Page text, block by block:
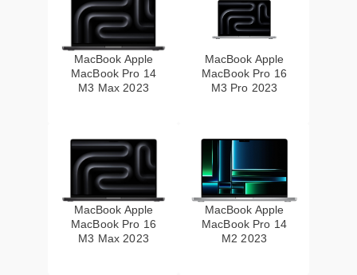
MacBook Apple
MacBook Pro 14
M3 Max 2023
MacBook Apple
MacBook Pro 16
M3 Pro 2023
MacBook Apple
MacBook Pro 16
M3 Max 2023
MacBook Apple
MacBook Pro 14
M2 2023